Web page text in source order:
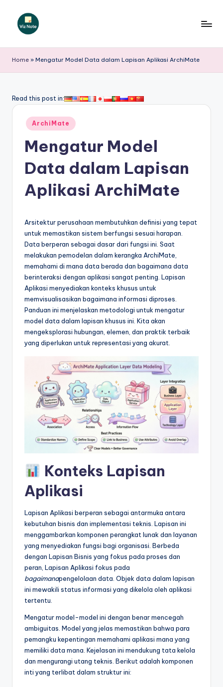
iz
N
t
si
A
&
w
d
Home » Mengatur Model Data dalam Lapisan Aplikasi ArchiMate
Read this post in:
Posted
in
ArchiMate
Mengatur Model
Data dalam Lapisan
Aplikasi ArchiMate
Arsitektur perusahaan membutuhkan definisi yang tepat
untuk memastikan sistem berfungsi sesuai harapan.
Data berperan sebagai dasar dari fungsi ini. Saat
melakukan pemodelan dalam kerangka ArchiMate,
memahami di mana data berada dan bagaimana data
berinteraksi dengan aplikasi sangat penting. Lapisan
Aplikasi menyediakan konteks khusus untuk
memvisualisasikan bagaimana informasi diproses.
Panduan ini menjelaskan metodologi untuk mengatur
model data dalam lapisan khusus ini. Kita akan
mengeksplorasi hubungan, elemen, dan praktik terbaik
yang diperlukan untuk representasi yang akurat.
Konteks Lapisan
Aplikasi
Lapisan Aplikasi berperan sebagai antarmuka antara
kebutuhan bisnis dan implementasi teknis. Lapisan ini
menggambarkan komponen perangkat lunak dan layanan
yang menyediakan fungsi bagi organisasi. Berbeda
dengan Lapisan Bisnis yang fokus pada proses dan
peran, Lapisan Aplikasi fokus pada
bagaimanapengelolaan data. Objek data dalam lapisan
ini mewakili status informasi yang dikelola oleh aplikasi
tertentu.
Mengatur model-model ini dengan benar mencegah
ambiguitas. Model yang jelas memastikan bahwa para
pemangku kepentingan memahami aplikasi mana yang
memiliki data mana. Kejelasan ini mendukung tata kelola
dan mengurangi utang teknis. Berikut adalah komponen
inti yang terlibat dalam struktur ini: